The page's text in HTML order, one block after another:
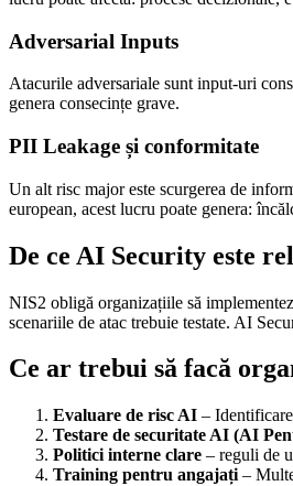
Adversarial Inputs
Atacurile adversariale sunt input-uri
genera consecințe grave.
PII Leakage și conformitate
Un alt risc major este scurgerea de
european, acest lucru poate genera:
De ce AI Security este
NIS2 obligă organizațiile să
scenariile de atac trebuie testate. AI
Ce ar trebui să facă
Evaluare de risc AI –
Testare de securitate AI (AI
Politici interne clare – reguli de
Training pentru angajați –